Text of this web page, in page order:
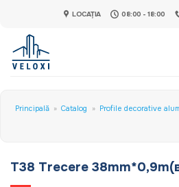
content
LOCAȚIA 08:00 - 18:00
Principală » Catalog » Profile decorative
T38 Trecere